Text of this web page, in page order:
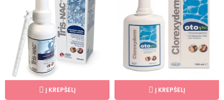
Į KREPŠELĮ Į KREPŠELĮ